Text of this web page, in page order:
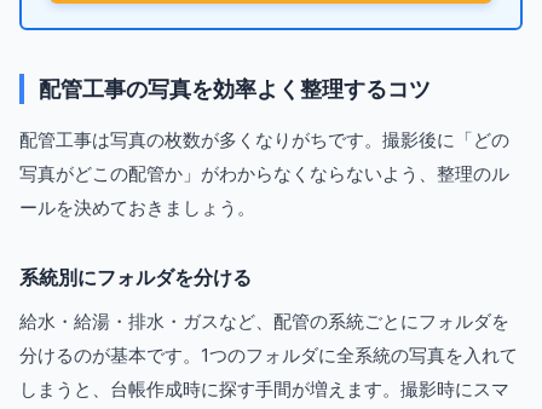
配管工事の写真を効率よく整理するコツ
配管工事は写真の枚数が多くなりがちです。撮影後に「どの
写真がどこの配管か」がわからなくならないよう、整理のル
ールを決めておきましょう。
系統別にフォルダを分ける
給水・給湯・排水・ガスなど、配管の系統ごとにフォルダを
分けるのが基本です。1つのフォルダに全系統の写真を入れて
しまうと、台帳作成時に探す手間が増えます。撮影時にスマ